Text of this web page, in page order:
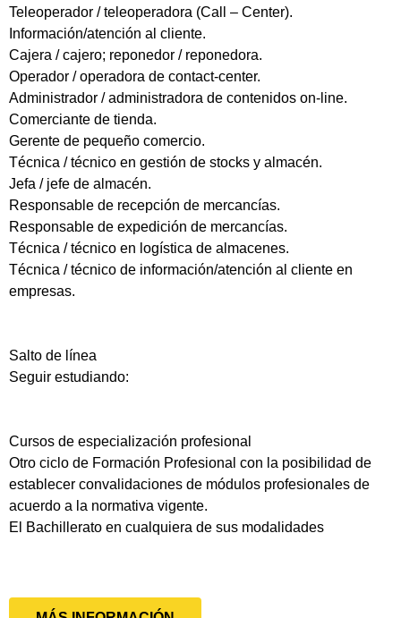
Teleoperador / teleoperadora (Call – Center).
Información/atención al cliente.
Cajera / cajero; reponedor / reponedora.
Operador / operadora de contact-center.
Administrador / administradora de contenidos on-line.
Comerciante de tienda.
Gerente de pequeño comercio.
Técnica / técnico en gestión de stocks y almacén.
Jefa / jefe de almacén.
Responsable de recepción de mercancías.
Responsable de expedición de mercancías.
Técnica / técnico en logística de almacenes.
Técnica / técnico de información/atención al cliente en
empresas.
Salto de línea
Seguir estudiando:
Cursos de especialización profesional
Otro ciclo de Formación Profesional con la posibilidad de
establecer convalidaciones de módulos profesionales de
acuerdo a la normativa vigente.
El Bachillerato en cualquiera de sus modalidades